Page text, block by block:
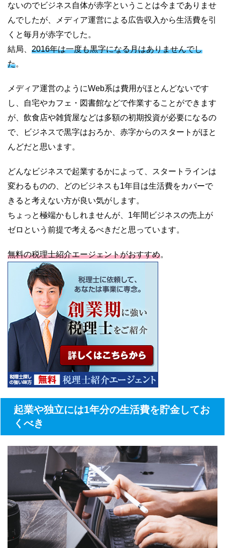
ないのでビジネス自体が赤字ということは今までありませ
んでしたが、メディア運営による広告収入から生活費を引
くと毎月が赤字でした。
結局、 2016年は一度も黒字になる月はありませんでし
た。
メディア運営のようにWeb系は費用がほとんどないです
し、自宅やカフェ・図書館などで作業することができます
が、飲食店や雑貨屋などは多額の初期投資が必要になるの
で、ビジネスで黒字はおろか、赤字からのスタートがほと
んどだと思います。
どんなビジネスで起業するかによって、スタートラインは
変わるものの、どのビジネスも1年目は生活費をカバーで
きると考えない方が良い気がします。
ちょっと極端かもしれませんが、1年間ビジネスの売上が
ゼロという前提で考えるべきだと思っています。
無料の税理士紹介エージェントがおすすめ。
起業や独立には1年分の生活費を貯金してお
くべき